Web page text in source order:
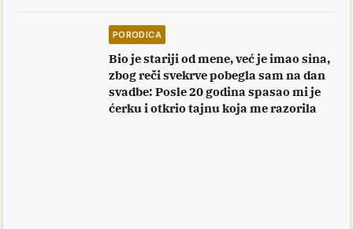
PORODICA
Bio je stariji od mene, već je imao sina,
zbog reči svekrve pobegla sam na dan
svadbe: Posle 20 godina spasao mi je
ćerku i otkrio tajnu koja me razorila